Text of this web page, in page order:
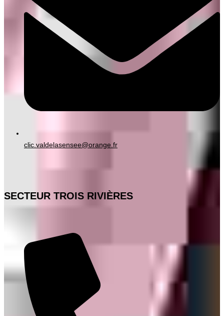
clic.valdelasensee@orange.fr
SECTEUR TROIS RIVIÈRES